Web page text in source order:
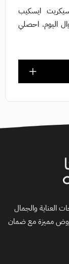
ايسكيب
اليوم. احصلي
العناية والجمال
مميزة مع ضمان